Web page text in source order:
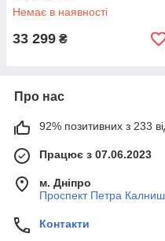
Немає в наявності
33 299 ₴
Про нас
92% позитивних з 233
Працює з 07.06.2023
м. Дніпро
Проспект Петра
Контакти